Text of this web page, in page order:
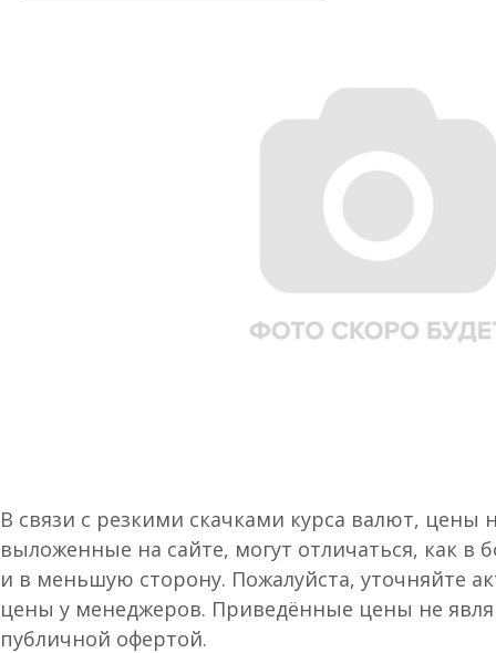
В связи с резкими скачками курса валют, цены
выложенные на сайте, могут отличаться, как в
и в меньшую сторону. Пожалуйста, уточняйте
цены у менеджеров. Приведённые цены не
публичной офертой.